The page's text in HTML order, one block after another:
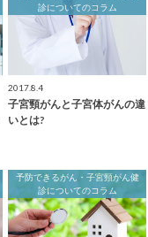
診についてのコラム
2017.8.4
子宮頸がんと子宮体がんの違
いとは?
予防できるがん・子宮頸がん健
診についてのコラム